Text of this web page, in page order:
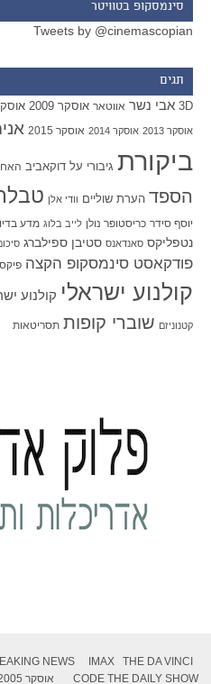
סינמסקופ בטוויטר
Tweets by @cinemascopian
תגים
3D אבי נשר אווטאר אוסקר 2009 אוסקר
אוסקר 2013 אוסקר 2014 אוסקר 2015
ביקורת גיבורי על דוקאביב
הספד הערת שוליים וודי אלן
יוסף סידר כריסטופר נולן לייב בלוג מדע
נטפליקס סאנדאנס סטיבן ספילברג
פודקאסט סינמסקופ הקצה
קולנוע ישראלי קולנוע
קטנוניזם שוברי קופות תסריטאות
NEWS IMAX
THE DA VINCI
CODE THE DAILY SHOW אוסקר 2005